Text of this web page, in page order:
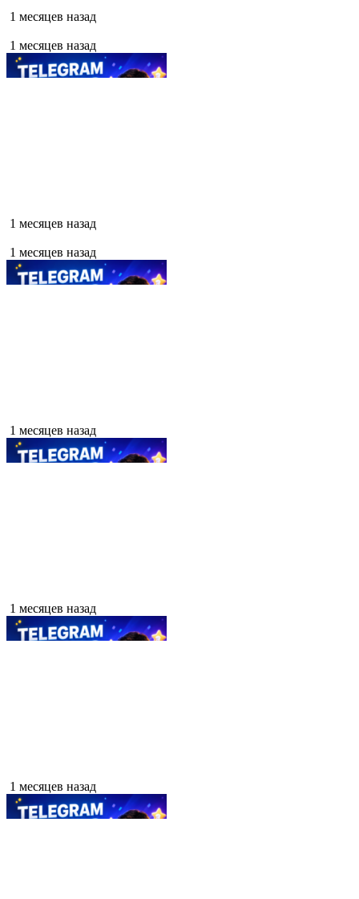
1 месяцев назад
1 месяцев назад
1 месяцев назад
1 месяцев назад
1 месяцев назад
1 месяцев назад
1 месяцев назад